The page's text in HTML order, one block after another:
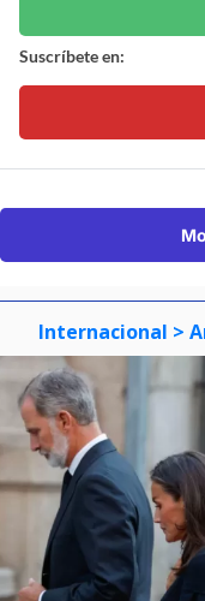
Suscríbete en:
Internacional >